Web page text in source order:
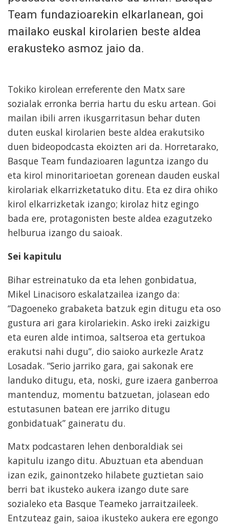
Team fundazioarekin elkarlanean, goi
mailako euskal kirolarien beste aldea
erakusteko asmoz jaio da.
Tokiko kirolean erreferente den Matx sare
sozialak erronka berria hartu du esku artean. Goi
mailan ibili arren ikusgarritasun behar duten
duten euskal kirolarien beste aldea erakutsiko
duen bideopodcasta ekoizten ari da. Horretarako,
Basque Team fundazioaren laguntza izango du
eta kirol minoritarioetan gorenean dauden euskal
kirolariak elkarrizketatuko ditu. Eta ez dira ohiko
kirol elkarrizketak izango; kirolaz hitz egingo
bada ere, protagonisten beste aldea ezagutzeko
helburua izango du saioak.
Sei kapitulu
Bihar estreinatuko da eta lehen gonbidatua,
Mikel Linacisoro eskalatzailea izango da:
“Dagoeneko grabaketa batzuk egin ditugu eta oso
gustura ari gara kirolariekin. Asko ireki zaizkigu
eta euren alde intimoa, saltseroa eta gertukoa
erakutsi nahi dugu”, dio saioko aurkezle Aratz
Losadak. “Serio jarriko gara, gai sakonak ere
landuko ditugu, eta, noski, gure izaera ganberroa
mantenduz, momentu batzuetan, jolasean edo
estutasunen batean ere jarriko ditugu
gonbidatuak” gaineratu du.
Matx podcastaren lehen denboraldiak sei
kapitulu izango ditu. Abuztuan eta abenduan
izan ezik, gainontzeko hilabete guztietan saio
berri bat ikusteko aukera izango dute sare
sozialeko eta Basque Teameko jarraitzaileek.
Entzuteaz gain, saioa ikusteko aukera ere egongo